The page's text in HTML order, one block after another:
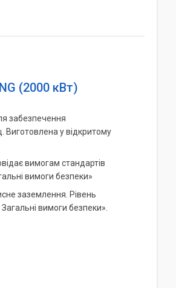
(2000 кВт)
забезпечення
Виготовлена ​​у відкритому
вимогам стандартів
вимоги безпеки»
заземлення. Рівень
вимоги безпеки».